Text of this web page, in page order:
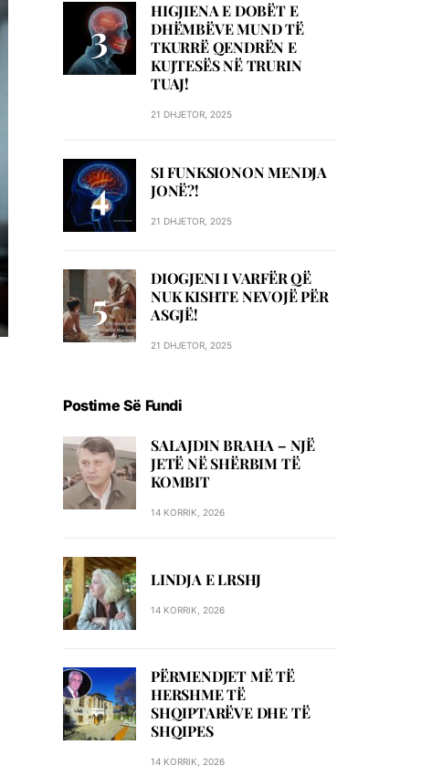
HIGJIENA E DOBËT E
DHËMBËVE MUND TË
TKURRË QENDRËN E
KUJTESËS NË TRURIN
TUAJ!
21 DHJETOR, 2025
SI FUNKSIONON MENDJA
JONË?!
21 DHJETOR, 2025
DIOGJENI I VARFËR QË
NUK KISHTE NEVOJË PËR
ASGJË!
21 DHJETOR, 2025
Postime Së Fundi
SALAJDIN BRAHA – NJЁ
JETЁ NЁ SHЁRBIM TЁ
KOMBIT
14 KORRIK, 2026
LINDJA E LRSHJ
14 KORRIK, 2026
PËRMENDJET MË TË
HERSHME TË
SHQIPTARËVE DHE TË
SHQIPES
14 KORRIK, 2026